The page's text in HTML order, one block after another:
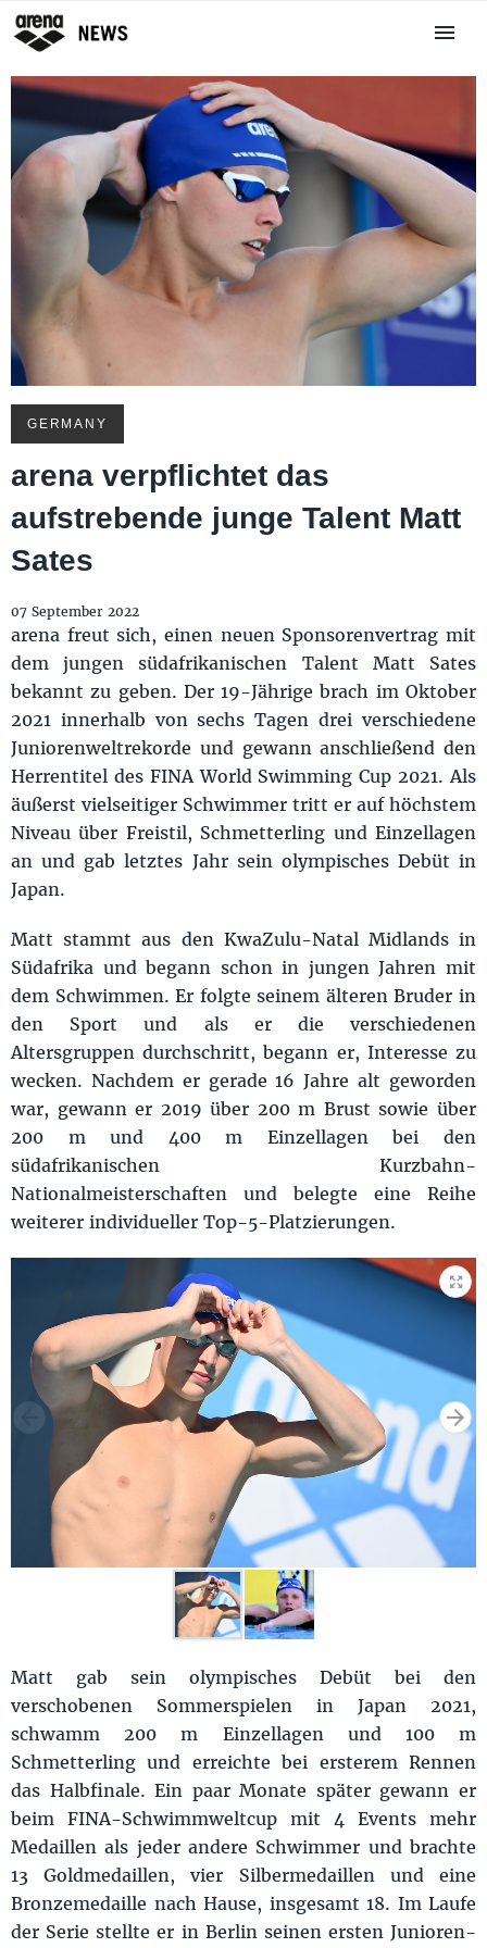
GERMANY
arena verpflichtet das
aufstrebende junge Talent Matt
Sates
07 September 2022
arena freut sich, einen neuen Sponsorenvertrag mit
dem jungen südafrikanischen Talent Matt Sates
bekannt zu geben. Der 19-Jährige brach im Oktober
2021 innerhalb von sechs Tagen drei verschiedene
Juniorenweltrekorde und gewann anschließend den
Herrentitel des FINA World Swimming Cup 2021. Als
äußerst vielseitiger Schwimmer tritt er auf höchstem
Niveau über Freistil, Schmetterling und Einzellagen
an und gab letztes Jahr sein olympisches Debüt in
Japan.
Matt stammt aus den KwaZulu-Natal Midlands in
Südafrika und begann schon in jungen Jahren mit
dem Schwimmen. Er folgte seinem älteren Bruder in
den Sport und als er die verschiedenen
Altersgruppen durchschritt, begann er, Interesse zu
wecken. Nachdem er gerade 16 Jahre alt geworden
war, gewann er 2019 über 200 m Brust sowie über
200 m und 400 m Einzellagen bei den
südafrikanischen Kurzbahn-
Nationalmeisterschaften und belegte eine Reihe
weiterer individueller Top-5-Platzierungen.
Matt gab sein olympisches Debüt bei den
verschobenen Sommerspielen in Japan 2021,
schwamm 200 m Einzellagen und 100 m
Schmetterling und erreichte bei ersterem Rennen
das Halbfinale. Ein paar Monate später gewann er
beim FINA-Schwimmweltcup mit 4 Events mehr
Medaillen als jeder andere Schwimmer und brachte
13 Goldmedaillen, vier Silbermedaillen und eine
Bronzemedaille nach Hause, insgesamt 18. Im Laufe
der Serie stellte er in Berlin seinen ersten Junioren-